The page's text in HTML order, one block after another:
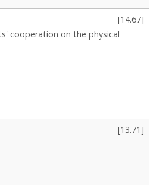
[14.67]
cooperation on the physical
[13.71]